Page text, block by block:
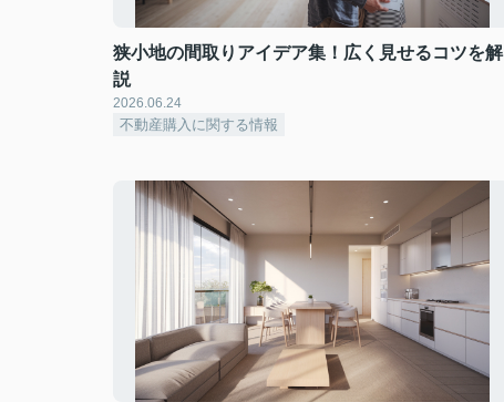
狭小地の間取りアイデア集！広く見せるコツを解
説
2026.06.24
不動産購入に関する情報